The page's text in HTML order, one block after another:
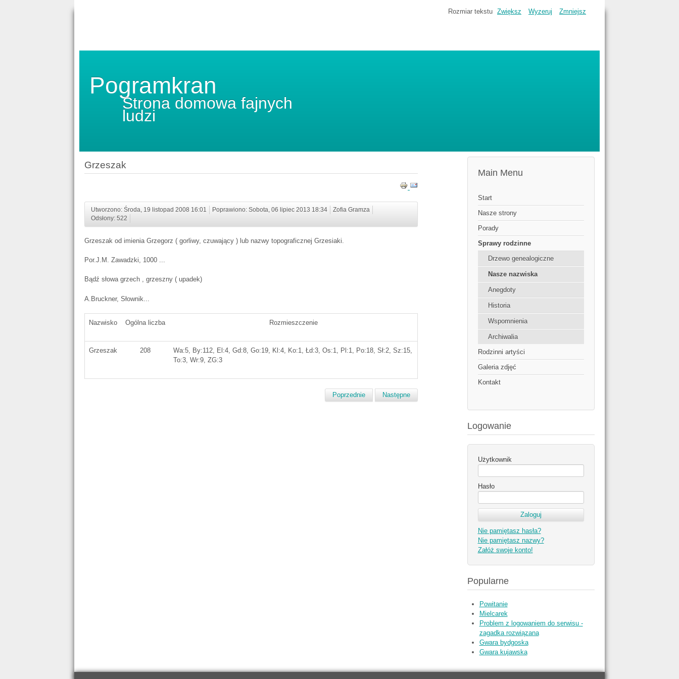
Pogramkran
Strona domowa fajnych
ludzi
Rozmiar tekstu Zwiększ Wyzeruj Zmniejsz
Grzeszak
Utworzono: Środa, 19 listopad 2008 16:01 Poprawiono: Sobota, 06 lipiec 2013 18:34
Zofia Gramza
Odsłony: 522
Grzeszak od imienia Grzegorz ( gorliwy, czuwający ) lub nazwy topograficznej Grzesiaki.
Por.J.M. Zawadzki, 1000 ...
Bądź słowa grzech , grzeszny ( upadek)
A.Bruckner, Słownik...
Nazwisko Ogólna liczba Rozmieszczenie
Grzeszak 208
Wa:5, By:112, El:4, Gd:8, Go:19, Kl:4, Ko:1, Łd:3, Os:1, Pl:1, Po:18, Sł:2, Sz:15,
To:3, Wr:9, ZG:3
Poprzednie Następne
Main Menu
Start
Nasze strony
Porady
Sprawy rodzinne
Drzewo genealogiczne
Nasze nazwiska
Anegdoty
Historia
Wspomnienia
Archiwalia
Rodzinni artyści
Galeria zdjęć
Kontakt
Logowanie
Użytkownik
Hasło
Nie pamiętasz hasła?
Nie pamiętasz nazwy?
Załóż swoje konto!
Popularne
Powitanie
Mielcarek
Problem z logowaniem do serwisu -
zagadka rozwiązana
Gwara bydgoska
Gwara kujawska